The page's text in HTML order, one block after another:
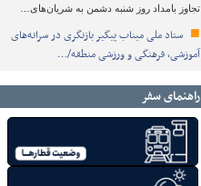
تجاوز بامداد روز شنبه دشمن به شریان‌های…
ستاد ملی میناب پیگیر بازنگری در سرانه‌های
آموزشی، فرهنگی و ورزشی منطقه/…
راهنمای سفر